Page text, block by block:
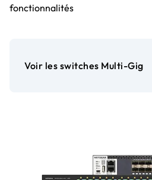
fonctionnalités
Voir les switches Multi-Gig